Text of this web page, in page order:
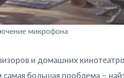
микрофона
и домашних
самая большая проблема –